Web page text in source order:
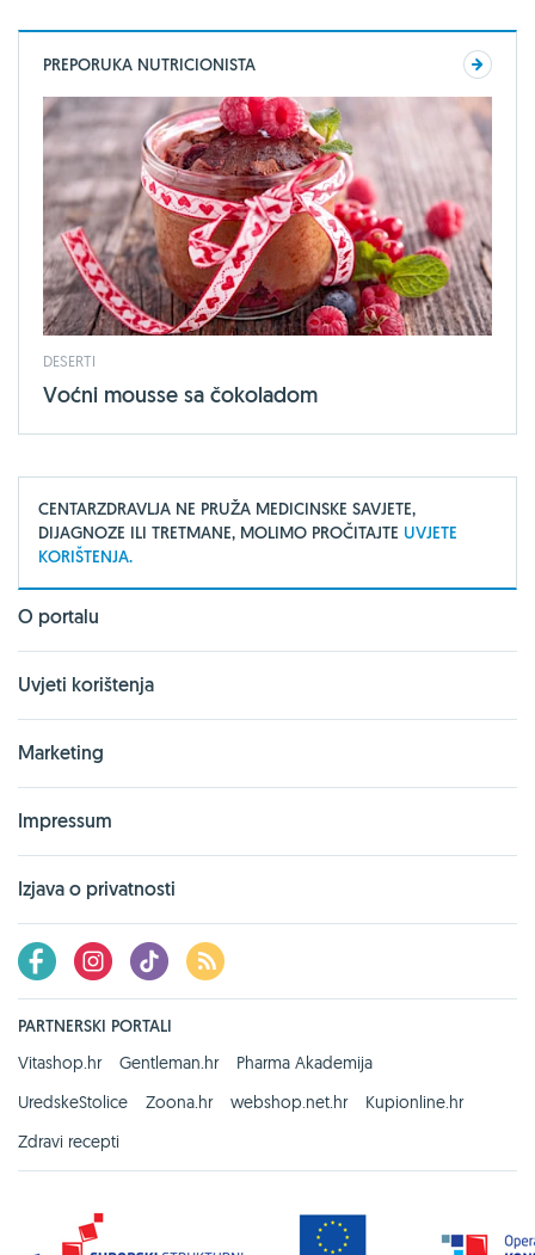
PREPORUKA NUTRICIONISTA
DESERTI
Voćni mousse sa čokoladom
CENTARZDRAVLJA NE PRUŽA MEDICINSKE SAVJETE,
DIJAGNOZE ILI TRETMANE, MOLIMO PROČITAJTE UVJETE
KORIŠTENJA.
O portalu
Uvjeti korištenja
Marketing
Impressum
Izjava o privatnosti
PARTNERSKI PORTALI
Vitashop.hr
Gentleman.hr
Pharma Akademija
UredskeStolice
Zoona.hr webshop.net.hr
Kupionline.hr
Zdravi recepti